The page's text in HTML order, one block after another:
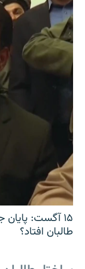
۱۵ آگست:
طالبان افتاد؟